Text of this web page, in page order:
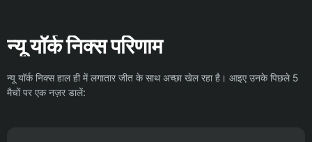
न्यू यॉर्क निक्स परिणाम
न्यू यॉर्क निक्स हाल ही में लगातार जीत के साथ अच्छा खेल रहा है। आइए उनके पिछले 5
मैचों पर एक नज़र डालें: